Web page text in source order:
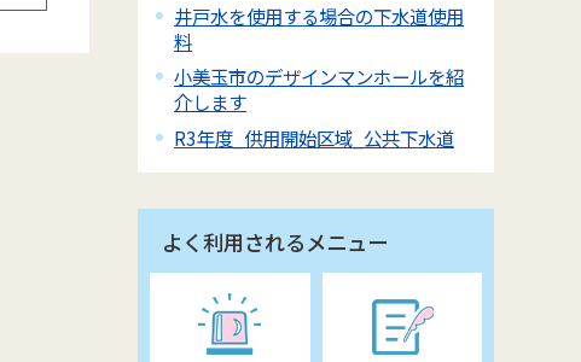
井戸水を使用する場合の下水道使用
料
小美玉市のデザインマンホールを紹
介します
R3年度_供用開始区域_公共下水道
よく利用されるメニュー